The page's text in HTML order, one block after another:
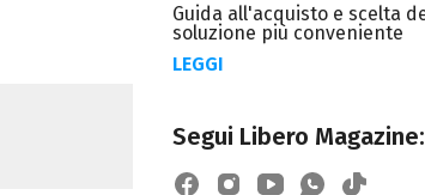
Guida all'acquisto e scelta
soluzione più conveniente
LEGGI
Segui Libero Magazine: